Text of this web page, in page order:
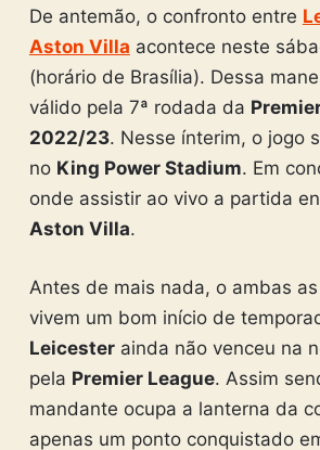
De antemão, o confronto entre
Aston Villa acontece neste
(horário de Brasília). Dessa
válido pela 7ª rodada da
2022/23. Nesse ínterim, o jogo
no King Power Stadium. Em
onde assistir ao vivo a partida
Aston Villa.
Antes de mais nada, o ambas
vivem um bom início de
Leicesterainda não venceu na
pela Premier League. Assim
mandante ocupa a lanterna da
apenas um ponto conquistado